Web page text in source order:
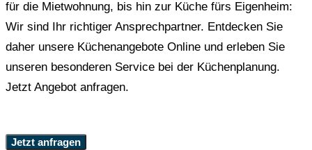
für die Mietwohnung, bis hin zur Küche fürs Eigenheim:
Wir sind Ihr richtiger Ansprechpartner. Entdecken Sie
daher unsere Küchenangebote Online und erleben Sie
unseren besonderen Service bei der Küchenplanung.
Jetzt Angebot anfragen.
Jetzt anfragen